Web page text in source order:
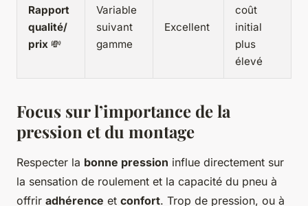
Rapport
qualité/
prix 💸
Variable
suivant
gamme
Excellent
coût
initial
plus
élevé
Focus sur l’importance de la
pression et du montage
Respecter la bonne pression influe directement sur
la sensation de roulement et la capacité du pneu à
offrir adhérence et confort. Trop de pression, ou à